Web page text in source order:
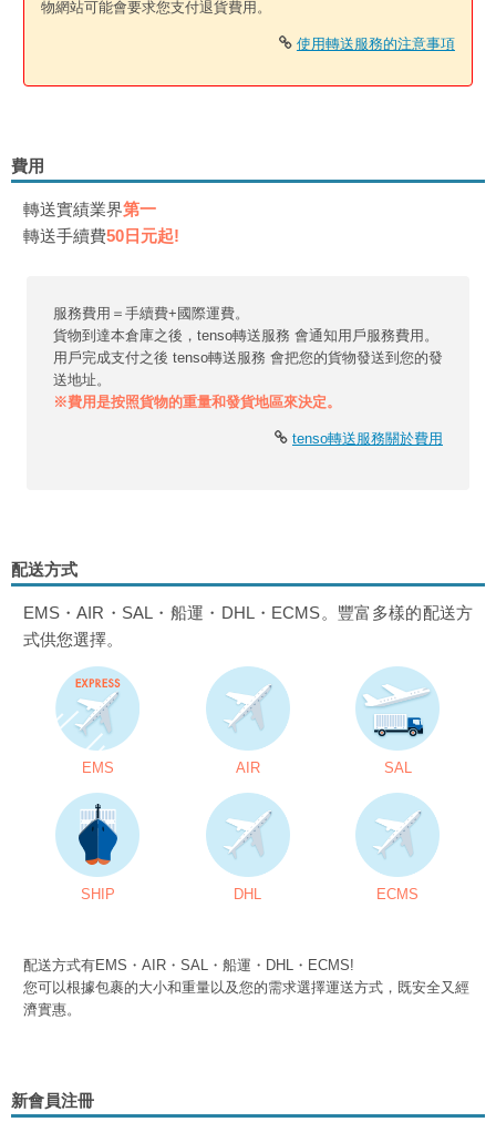
物網站可能會要求您支付退貨費用。
使用轉送服務的注意事項
費用
轉送實績業界第一
轉送手續費50日元起!
服務費用＝手續費+國際運費。
貨物到達本倉庫之後，tenso轉送服務 會通知用戶服務費用。
用戶完成支付之後 tenso轉送服務 會把您的貨物發送到您的發
送地址。
※費用是按照貨物的重量和發貨地區來決定。
tenso轉送服務關於費用
配送方式
EMS・AIR・SAL・船運・DHL・ECMS。豐富多樣的配送方
式供您選擇。
EMS AIR SAL
SHIP DHL ECMS
配送方式有EMS・AIR・SAL・船運・DHL・ECMS!
您可以根據包裹的大小和重量以及您的需求選擇運送方式，既安全又經
濟實惠。
新會員注冊